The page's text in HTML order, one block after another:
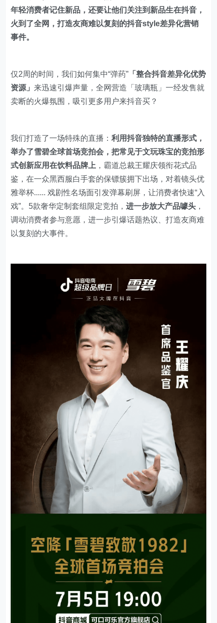
年轻消费者记住新品，还要让他们关注到新品生在抖音，
火到了全网，打造友商难以复刻的抖音style差异化营销
事件。
仅2周的时间，我们如何集中“弹药” 「整合抖音差异化优势
资源」来迅速引爆声量，全网营造「玻璃瓶」一经发售就
卖断的火爆氛围，吸引更多用户来抖音买？
我们打造了一场特殊的直播：利用抖音独特的直播形式，
举办了雪碧全球首场竞拍会，把常见于文玩珠宝的竞拍形
式创新应用在饮料品牌上 ，霸道总裁王耀庆领衔花式品
鉴，在一众黑西服白手套的保镖簇拥下出场，对着镜头优
雅举杯...... 戏剧性名场面引发弹幕刷屏，让消费者快速“入
戏”。5款奢华定制套组限定竞拍，进一步放大产品噱头 ，
调动消费者参与意愿，进一步引爆话题热议、打造友商难
以复刻的大事件。